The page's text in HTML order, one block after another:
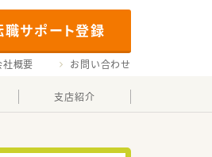
職サポート登録
社概要 お問い合わせ
支店紹介